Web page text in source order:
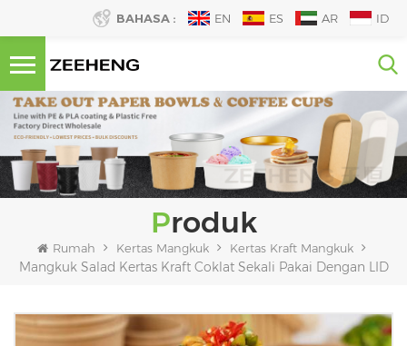
BAHASA : EN ES AR ID
Produk
Rumah Kertas Mangkuk Kertas Kraft Mangkuk
Mangkuk Salad Kertas Kraft Coklat Sekali Pakai Dengan LID